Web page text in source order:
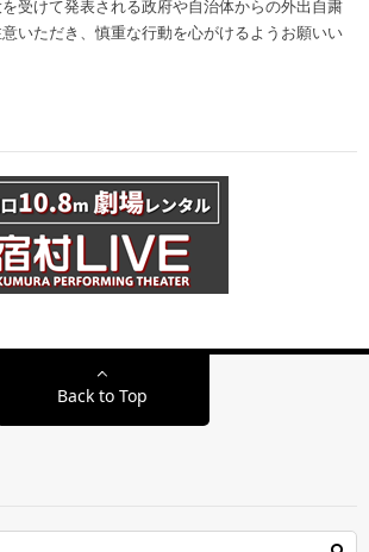
受けて発表される政府や自治体からの外出自粛
いただき、慎重な行動を心がけるようお願いい
Back to Top